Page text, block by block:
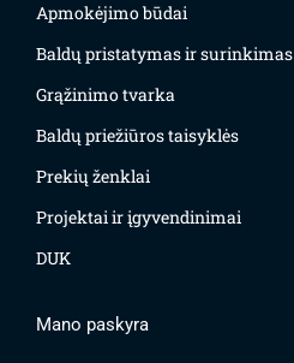
Apmokėjimo būdai
Baldų pristatymas ir surinkimas
Grąžinimo tvarka
Baldų priežiūros taisyklės
Prekių ženklai
Projektai ir įgyvendinimai
DUK
Mano paskyra